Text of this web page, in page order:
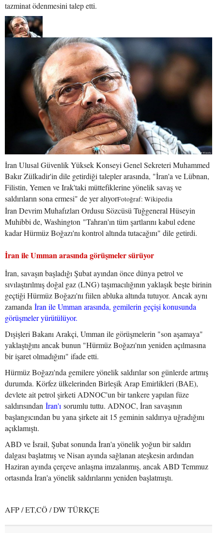
tazminat ödenmesini talep etti.
İran Ulusal Güvenlik Yüksek Konseyi Genel Sekreteri Muhammed
Bakır Zülkadir'in dile getirdiği talepler arasında, "İran'a ve Lübnan,
Filistin, Yemen ve Irak'taki müttefiklerine yönelik savaş ve
saldırıların sona ermesi" de yer alıyorFotoğraf: Wikipedia
İran Devrim Muhafızları Ordusu Sözcüsü Tuğgeneral Hüseyin
Muhibbi de, Washington "Tahran'ın tüm şartlarını kabul edene
kadar Hürmüz Boğazı'nı kontrol altında tutacağını" dile getirdi.
İran ile Umman arasında görüşmeler sürüyor
İran, savaşın başladığı Şubat ayından önce dünya petrol ve
sıvılaştırılmış doğal gaz (LNG) taşımacılığının yaklaşık beşte birinin
geçtiği Hürmüz Boğazı'nı fiilen abluka altında tutuyor. Ancak aynı
zamanda İran ile Umman arasında, gemilerin geçişi konusunda
görüşmeler yürütülüyor.
Dışişleri Bakanı Arakçi, Umman ile görüşmelerin "son aşamaya"
yaklaştığını ancak bunun "Hürmüz Boğazı'nın yeniden açılmasına
bir işaret olmadığını" ifade etti.
Hürmüz Boğazı'nda gemilere yönelik saldırılar son günlerde artmış
durumda. Körfez ülkelerinden Birleşik Arap Emirlikleri (BAE),
devlete ait petrol şirketi ADNOC'un bir tankere yapılan füze
saldırısından İran'ı sorumlu tuttu. ADNOC, İran savaşının
başlangıcından bu yana şirkete ait 15 geminin saldırıya uğradığını
açıklamıştı.
ABD ve İsrail, Şubat sonunda İran'a yönelik yoğun bir saldırı
dalgası başlatmış ve Nisan ayında sağlanan ateşkesin ardından
Haziran ayında çerçeve anlaşma imzalanmış, ancak ABD Temmuz
ortasında İran'a yönelik saldırılarını yeniden başlatmıştı.
AFP / ET,CÖ / DW TÜRKÇE